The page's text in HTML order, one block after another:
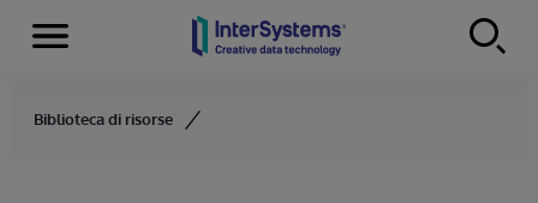
Skip to content
Menu
Biblioteca di risorse